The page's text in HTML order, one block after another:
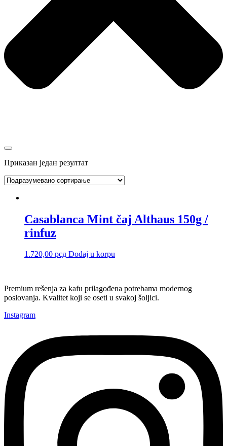
Приказан један резултат
Casablanca Mint čaj Althaus 150g /
rinfuz
1.720,00 рсд Dodaj u korpu
Premium rešenja za kafu prilagođena potrebama modernog
poslovanja. Kvalitet koji se oseti u svakoj šoljici.
Instagram